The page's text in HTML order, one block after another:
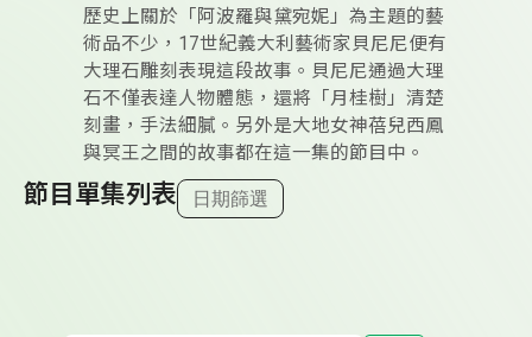
歷史上關於「阿波羅與黛宛妮」為主題的藝
術品不少，17世紀義大利藝術家貝尼尼便有
大理石雕刻表現這段故事。貝尼尼通過大理
石不僅表達人物體態，還將「月桂樹」清楚
刻畫，手法細膩。另外是大地女神蓓兒西鳳
與冥王之間的故事都在這一集的節目中。
節目單集列表 日期篩選